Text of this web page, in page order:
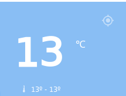
13 ℃
13º - 13º